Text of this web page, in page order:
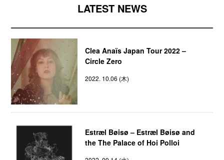
LATEST NEWS
Clea Anaïs Japan Tour 2022 –
Circle Zero
2022. 10.06 (木)
Estræl Bøisø – Estræl Bøisø and
the The Palace of Hoi Polloi